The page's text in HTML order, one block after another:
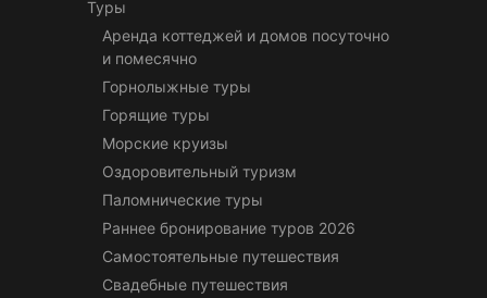
Туры
Аренда коттеджей и домов посуточно
и помесячно
Горнолыжные туры
Горящие туры
Морские круизы
Оздоровительный туризм
Паломнические туры
Раннее бронирование туров 2026
Самостоятельные путешествия
Свадебные путешествия